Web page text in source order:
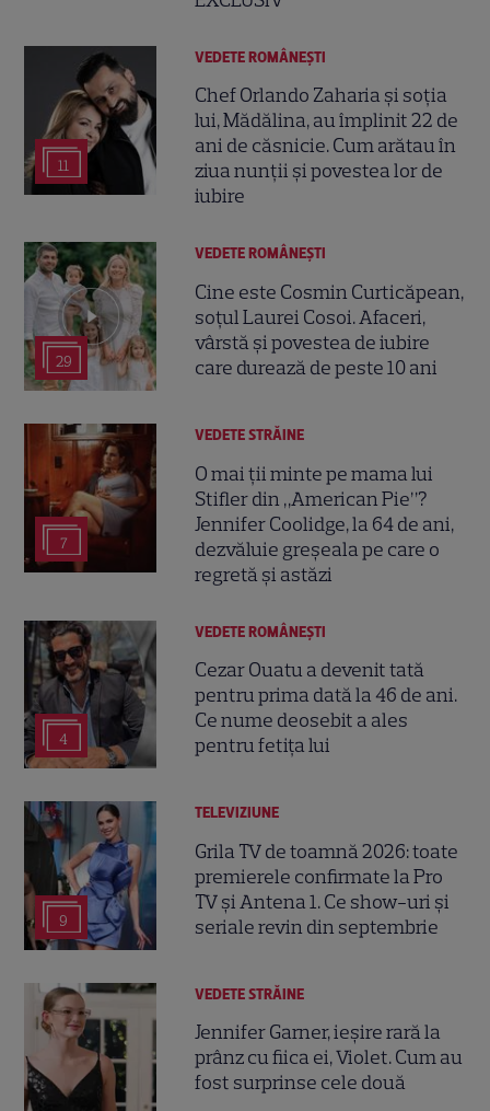
11
VEDETE ROMÂNEŞTI
Chef Orlando Zaharia și soția
lui, Mădălina, au împlinit 22 de
ani de căsnicie. Cum arătau în
ziua nunții și povestea lor de
iubire
29
VEDETE ROMÂNEŞTI
Cine este Cosmin Curticăpean,
soțul Laurei Cosoi. Afaceri,
vârstă și povestea de iubire
care durează de peste 10 ani
7
VEDETE STRĂINE
O mai ții minte pe mama lui
Stifler din „American Pie”?
Jennifer Coolidge, la 64 de ani,
dezvăluie greșeala pe care o
regretă și astăzi
4
VEDETE ROMÂNEŞTI
Cezar Ouatu a devenit tată
pentru prima dată la 46 de ani.
Ce nume deosebit a ales
pentru fetița lui
9
TELEVIZIUNE
Grila TV de toamnă 2026: toate
premierele confirmate la Pro
TV și Antena 1. Ce show-uri și
seriale revin din septembrie
VEDETE STRĂINE
Jennifer Garner, ieșire rară la
prânz cu fiica ei, Violet. Cum au
fost surprinse cele două